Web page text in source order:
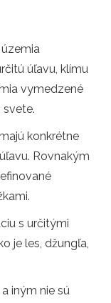
úľavu, klímu
vymedzené
svete.
konkrétne
Rovnakým
s určitými
je les, džungľa,
iným nie sú